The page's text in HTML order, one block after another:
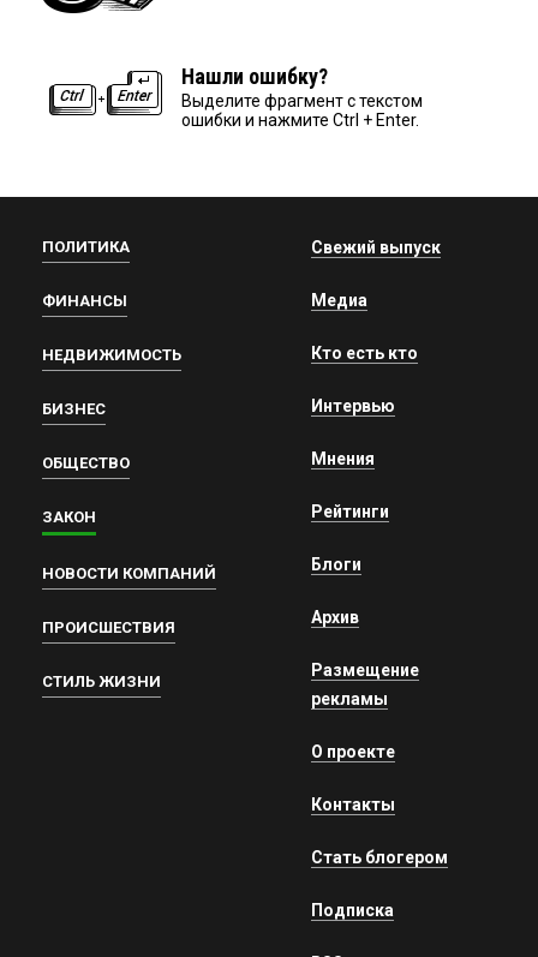
Нашли ошибку?
Выделите фрагмент с текстом
ошибки и нажмите Ctrl + Enter.
ПОЛИТИКА
ФИНАНСЫ
НЕДВИЖИМОСТЬ
БИЗНЕС
ОБЩЕСТВО
ЗАКОН
НОВОСТИ КОМПАНИЙ
ПРОИСШЕСТВИЯ
СТИЛЬ ЖИЗНИ
Свежий выпуск
Медиа
Кто есть кто
Интервью
Мнения
Рейтинги
Блоги
Архив
Размещение
рекламы
О проекте
Контакты
Стать блогером
Подписка